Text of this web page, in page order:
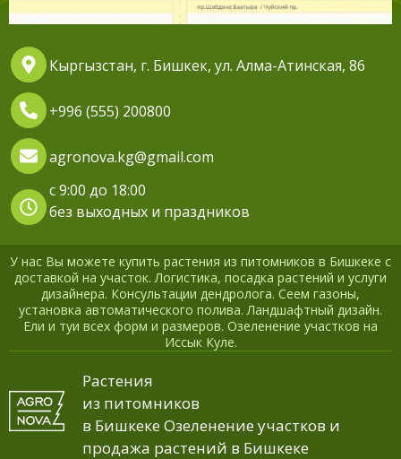
Кыргызстан, г. Бишкек, ул. Алма-Атинская, 86
+996 (555) 200800
agronova.kg@gmail.com
с 9:00 до 18:00
без выходных и праздников
У нас Вы можете купить растения из питомников в Бишкеке с
доставкой на участок. Логистика, посадка растений и услуги
дизайнера. Консультации дендролога. Сеем газоны,
установка автоматического полива. Ландшафтный дизайн.
Ели и туи всех форм и размеров. Озеленение участков на
Иссык Куле.
Растения
из питомников
в Бишкеке Озеленение участков и
продажа растений в Бишкеке